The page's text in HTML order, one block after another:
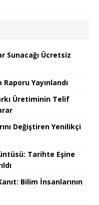
Sunacağı Ücretsiz
Yayınlandı
Üretiminin Telif
Değiştiren Yenilikçi
Tarihte Eşine
Bilim İnsanlarının